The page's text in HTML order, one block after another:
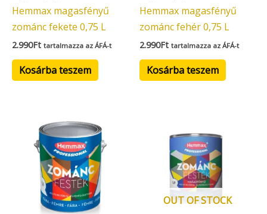
Hemmax magasfényű
zománc fekete 0,75 L
2.990Ft tartalmazza az ÁFÁ-t
Kosárba teszem
Hemmax magasfényű
zománc fehér 0,75 L
2.990Ft tartalmazza az ÁFÁ-t
Kosárba teszem
OUT OF STOCK